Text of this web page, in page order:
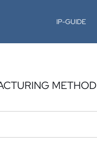
IP-GUIDE
METHOD